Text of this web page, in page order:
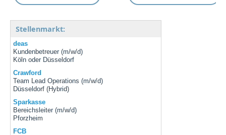
Stellenmarkt:
deas
Kundenbetreuer (m/w/d)
Köln oder Düsseldorf
Crawford
Team Lead Operations (m/w/d)
Düsseldorf (Hybrid)
Sparkasse
Bereichsleiter (m/w/d)
Pforzheim
FCB